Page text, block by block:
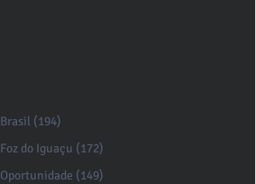
Brasil (194)
Foz do Iguaçu (172)
Oportunidade (149)